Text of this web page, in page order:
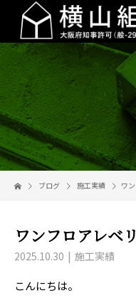
ブログ 施工実績 ワ
ワンフロアレベ
2025.10.30 施工実績
こんにちは。